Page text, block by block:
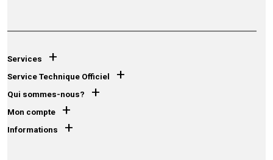
Services +
Service Technique Officiel +
Qui sommes-nous? +
Mon compte +
Informations +